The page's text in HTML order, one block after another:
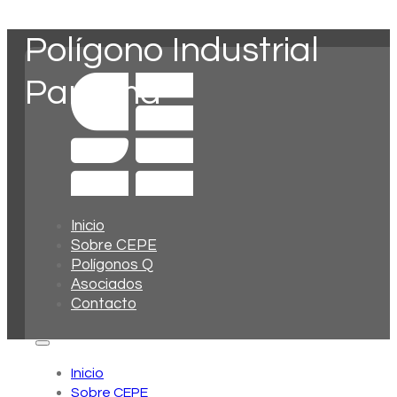
Inicio
Sobre CEPE
Polígonos Q
Asociados
Contacto
Inicio
Sobre CEPE
Polígono Industrial
Panamá